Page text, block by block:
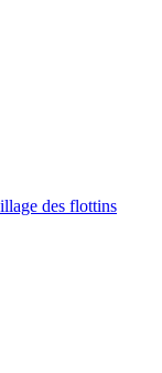
des flottins